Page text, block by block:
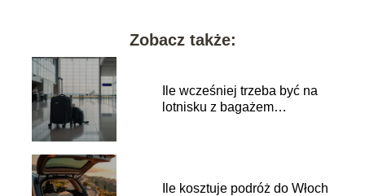
Zobacz także:
Ile wcześniej trzeba być na
lotnisku z bagażem
Ile kosztuje podróż do Włoch